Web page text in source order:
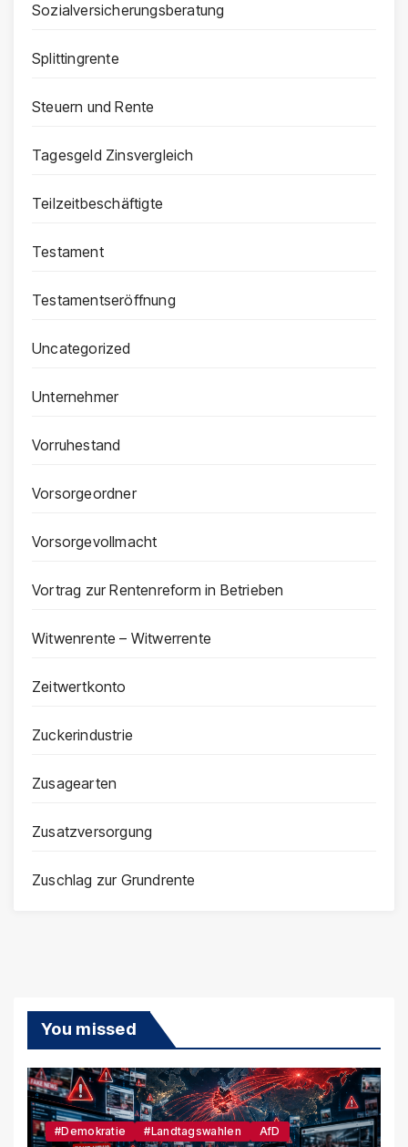
Sozialversicherungsberatung
Splittingrente
Steuern und Rente
Tagesgeld Zinsvergleich
Teilzeitbeschäftigte
Testament
Testamentseröffnung
Uncategorized
Unternehmer
Vorruhestand
Vorsorgeordner
Vorsorgevollmacht
Vortrag zur Rentenreform in Betrieben
Witwenrente – Witwerrente
Zeitwertkonto
Zuckerindustrie
Zusagearten
Zusatzversorgung
Zuschlag zur Grundrente
You missed
#Demokratie #Landtagswahlen AfD